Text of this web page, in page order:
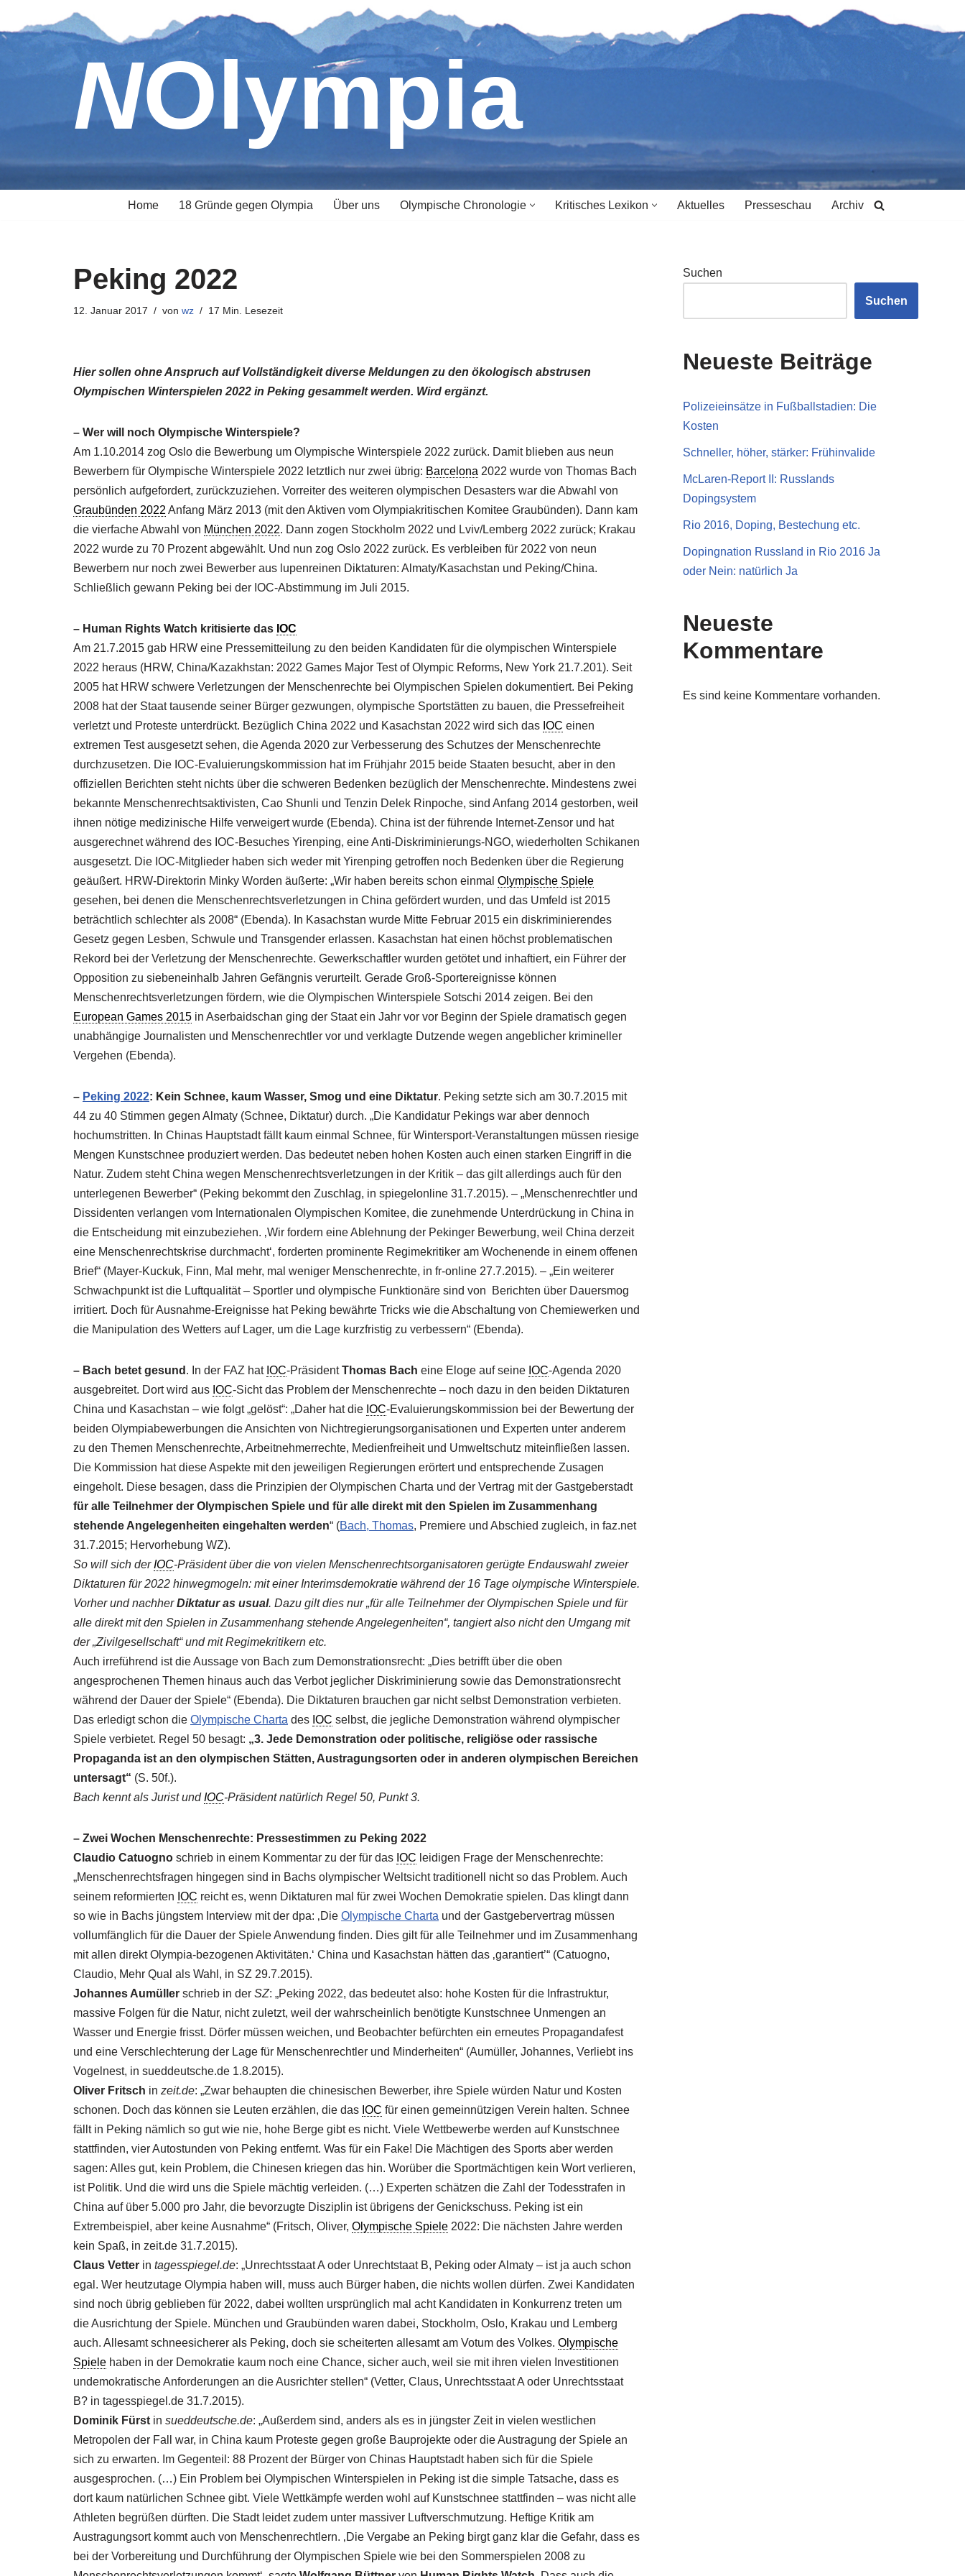
NOlympia
Home 18 Gründe gegen Olympia Über uns Olympische Chronologie Kritisches Lexikon Aktuelles Presseschau Archiv
Peking 2022
12. Januar 2017 von wz 17 Min. Lesezeit
Hier sollen ohne Anspruch auf Vollständigkeit diverse Meldungen zu den ökologisch abstrusen
Olympischen Winterspielen 2022 in Peking gesammelt werden. Wird ergänzt.
– Wer will noch Olympische Winterspiele?
Am 1.10.2014 zog Oslo die Bewerbung um Olympische Winterspiele 2022 zurück. Damit blieben aus neun
Bewerbern für Olympische Winterspiele 2022 letztlich nur zwei übrig: Barcelona 2022 wurde von Thomas Bach
persönlich aufgefordert, zurückzuziehen. Vorreiter des weiteren olympischen Desasters war die Abwahl von
Graubünden 2022 Anfang März 2013 (mit den Aktiven vom Olympiakritischen Komitee Graubünden). Dann kam
die vierfache Abwahl von München 2022. Dann zogen Stockholm 2022 und Lviv/Lemberg 2022 zurück; Krakau
2022 wurde zu 70 Prozent abgewählt. Und nun zog Oslo 2022 zurück. Es verbleiben für 2022 von neun
Bewerbern nur noch zwei Bewerber aus lupenreinen Diktaturen: Almaty/Kasachstan und Peking/China.
Schließlich gewann Peking bei der IOC-Abstimmung im Juli 2015.
– Human Rights Watch kritisierte das IOC
Am 21.7.2015 gab HRW eine Pressemitteilung zu den beiden Kandidaten für die olympischen Winterspiele
2022 heraus (HRW, China/Kazakhstan: 2022 Games Major Test of Olympic Reforms, New York 21.7.201). Seit
2005 hat HRW schwere Verletzungen der Menschenrechte bei Olympischen Spielen dokumentiert. Bei Peking
2008 hat der Staat tausende seiner Bürger gezwungen, olympische Sportstätten zu bauen, die Pressefreiheit
verletzt und Proteste unterdrückt. Bezüglich China 2022 und Kasachstan 2022 wird sich das IOC einen
extremen Test ausgesetzt sehen, die Agenda 2020 zur Verbesserung des Schutzes der Menschenrechte
durchzusetzen. Die IOC-Evaluierungskommission hat im Frühjahr 2015 beide Staaten besucht, aber in den
offiziellen Berichten steht nichts über die schweren Bedenken bezüglich der Menschenrechte. Mindestens zwei
bekannte Menschenrechtsaktivisten, Cao Shunli und Tenzin Delek Rinpoche, sind Anfang 2014 gestorben, weil
ihnen nötige medizinische Hilfe verweigert wurde (Ebenda). China ist der führende Internet-Zensor und hat
ausgerechnet während des IOC-Besuches Yirenping, eine Anti-Diskriminierungs-NGO, wiederholten Schikanen
ausgesetzt. Die IOC-Mitglieder haben sich weder mit Yirenping getroffen noch Bedenken über die Regierung
geäußert. HRW-Direktorin Minky Worden äußerte: „Wir haben bereits schon einmal Olympische Spiele
gesehen, bei denen die Menschenrechtsverletzungen in China gefördert wurden, und das Umfeld ist 2015
beträchtlich schlechter als 2008“ (Ebenda). In Kasachstan wurde Mitte Februar 2015 ein diskriminierendes
Gesetz gegen Lesben, Schwule und Transgender erlassen. Kasachstan hat einen höchst problematischen
Rekord bei der Verletzung der Menschenrechte. Gewerkschaftler wurden getötet und inhaftiert, ein Führer der
Opposition zu siebeneinhalb Jahren Gefängnis verurteilt. Gerade Groß-Sportereignisse können
Menschenrechtsverletzungen fördern, wie die Olympischen Winterspiele Sotschi 2014 zeigen. Bei den
European Games 2015 in Aserbaidschan ging der Staat ein Jahr vor vor Beginn der Spiele dramatisch gegen
unabhängige Journalisten und Menschenrechtler vor und verklagte Dutzende wegen angeblicher krimineller
Vergehen (Ebenda).
– Peking 2022: Kein Schnee, kaum Wasser, Smog und eine Diktatur. Peking setzte sich am 30.7.2015 mit
44 zu 40 Stimmen gegen Almaty (Schnee, Diktatur) durch. „Die Kandidatur Pekings war aber dennoch
hochumstritten. In Chinas Hauptstadt fällt kaum einmal Schnee, für Wintersport-Veranstaltungen müssen riesige
Mengen Kunstschnee produziert werden. Das bedeutet neben hohen Kosten auch einen starken Eingriff in die
Natur. Zudem steht China wegen Menschenrechtsverletzungen in der Kritik – das gilt allerdings auch für den
unterlegenen Bewerber“ (Peking bekommt den Zuschlag, in spiegelonline 31.7.2015). – „Menschenrechtler und
Dissidenten verlangen vom Internationalen Olympischen Komitee, die zunehmende Unterdrückung in China in
die Entscheidung mit einzubeziehen. ‚Wir fordern eine Ablehnung der Pekinger Bewerbung, weil China derzeit
eine Menschenrechtskrise durchmacht‘, forderten prominente Regimekritiker am Wochenende in einem offenen
Brief“ (Mayer-Kuckuk, Finn, Mal mehr, mal weniger Menschenrechte, in fr-online 27.7.2015). – „Ein weiterer
Schwachpunkt ist die Luftqualität – Sportler und olympische Funktionäre sind von Berichten über Dauersmog
irritiert. Doch für Ausnahme-Ereignisse hat Peking bewährte Tricks wie die Abschaltung von Chemiewerken und
die Manipulation des Wetters auf Lager, um die Lage kurzfristig zu verbessern“ (Ebenda).
– Bach betet gesund . In der FAZ hat IOC-PräsidentThomas Bach eine Eloge auf seine IOC-Agenda 2020
ausgebreitet. Dort wird aus IOC-Sicht das Problem der Menschenrechte – noch dazu in den beiden Diktaturen
China und Kasachstan – wie folgt „gelöst“: „Daher hat die IOC-Evaluierungskommission bei der Bewertung der
beiden Olympiabewerbungen die Ansichten von Nichtregierungsorganisationen und Experten unter anderem
zu den Themen Menschenrechte, Arbeitnehmerrechte, Medienfreiheit und Umweltschutz miteinfließen lassen.
Die Kommission hat diese Aspekte mit den jeweiligen Regierungen erörtert und entsprechende Zusagen
eingeholt. Diese besagen, dass die Prinzipien der Olympischen Charta und der Vertrag mit der Gastgeberstadt
für alle Teilnehmer der Olympischen Spiele und für alle direkt mit den Spielen im Zusammenhang
stehende Angelegenheiten eingehalten werden“ (Bach, Thomas, Premiere und Abschied zugleich, in faz.net
31.7.2015; Hervorhebung WZ).
So will sich derIOC-Präsident über die von vielen Menschenrechtsorganisatoren gerügte Endauswahl zweier
Diktaturen für 2022 hinwegmogeln: mit einer Interimsdemokratie während der 16 Tage olympische Winterspiele.
Vorher und nachherDiktatur as usual. Dazu gilt dies nur „für alle Teilnehmer der Olympischen Spiele und für
alle direkt mit den Spielen in Zusammenhang stehende Angelegenheiten“, tangiert also nicht den Umgang mit
der „Zivilgesellschaft“ und mit Regimekritikern etc.
Auch irreführend ist die Aussage von Bach zum Demonstrationsrecht: „Dies betrifft über die oben
angesprochenen Themen hinaus auch das Verbot jeglicher Diskriminierung sowie das Demonstrationsrecht
während der Dauer der Spiele“ (Ebenda). Die Diktaturen brauchen gar nicht selbst Demonstration verbieten.
Das erledigt schon die Olympische Charta des IOC selbst, die jegliche Demonstration während olympischer
Spiele verbietet. Regel 50 besagt: „3. Jede Demonstration oder politische, religiöse oder rassische
Propaganda ist an den olympischen Stätten, Austragungsorten oder in anderen olympischen Bereichen
untersagt“ (S. 50f.).
Bach kennt als Jurist undIOC-Präsident natürlich Regel 50, Punkt 3.
– Zwei Wochen Menschenrechte: Pressestimmen zu Peking 2022
Claudio Catuogno schrieb in einem Kommentar zu der für das IOC leidigen Frage der Menschenrechte:
„Menschenrechtsfragen hingegen sind in Bachs olympischer Weltsicht traditionell nicht so das Problem. Auch
seinem reformierten IOC reicht es, wenn Diktaturen mal für zwei Wochen Demokratie spielen. Das klingt dann
so wie in Bachs jüngstem Interview mit der dpa: ‚Die Olympische Charta und der Gastgebervertrag müssen
vollumfänglich für die Dauer der Spiele Anwendung finden. Dies gilt für alle Teilnehmer und im Zusammenhang
mit allen direkt Olympia-bezogenen Aktivitäten.‘ China und Kasachstan hätten das ‚garantiert’“ (Catuogno,
Claudio, Mehr Qual als Wahl, in SZ 29.7.2015).
Johannes Aumüller schrieb in der SZ: „Peking 2022, das bedeutet also: hohe Kosten für die Infrastruktur,
massive Folgen für die Natur, nicht zuletzt, weil der wahrscheinlich benötigte Kunstschnee Unmengen an
Wasser und Energie frisst. Dörfer müssen weichen, und Beobachter befürchten ein erneutes Propagandafest
und eine Verschlechterung der Lage für Menschenrechtler und Minderheiten“ (Aumüller, Johannes, Verliebt ins
Vogelnest, in sueddeutsche.de 1.8.2015).
Oliver Fritsch in zeit.de: „Zwar behaupten die chinesischen Bewerber, ihre Spiele würden Natur und Kosten
schonen. Doch das können sie Leuten erzählen, die das IOC für einen gemeinnützigen Verein halten. Schnee
fällt in Peking nämlich so gut wie nie, hohe Berge gibt es nicht. Viele Wettbewerbe werden auf Kunstschnee
stattfinden, vier Autostunden von Peking entfernt. Was für ein Fake! Die Mächtigen des Sports aber werden
sagen: Alles gut, kein Problem, die Chinesen kriegen das hin. Worüber die Sportmächtigen kein Wort verlieren,
ist Politik. Und die wird uns die Spiele mächtig verleiden. (…) Experten schätzen die Zahl der Todesstrafen in
China auf über 5.000 pro Jahr, die bevorzugte Disziplin ist übrigens der Genickschuss. Peking ist ein
Extrembeispiel, aber keine Ausnahme“ (Fritsch, Oliver, Olympische Spiele 2022: Die nächsten Jahre werden
kein Spaß, in zeit.de 31.7.2015).
Claus Vetter in tagesspiegel.de: „Unrechtsstaat A oder Unrechtstaat B, Peking oder Almaty – ist ja auch schon
egal. Wer heutzutage Olympia haben will, muss auch Bürger haben, die nichts wollen dürfen. Zwei Kandidaten
sind noch übrig geblieben für 2022, dabei wollten ursprünglich mal acht Kandidaten in Konkurrenz treten um
die Ausrichtung der Spiele. München und Graubünden waren dabei, Stockholm, Oslo, Krakau und Lemberg
auch. Allesamt schneesicherer als Peking, doch sie scheiterten allesamt am Votum des Volkes. Olympische
Spiele haben in der Demokratie kaum noch eine Chance, sicher auch, weil sie mit ihren vielen Investitionen
undemokratische Anforderungen an die Ausrichter stellen“ (Vetter, Claus, Unrechtsstaat A oder Unrechtsstaat
B? in tagesspiegel.de 31.7.2015).
Dominik Fürst in sueddeutsche.de: „Außerdem sind, anders als es in jüngster Zeit in vielen westlichen
Metropolen der Fall war, in China kaum Proteste gegen große Bauprojekte oder die Austragung der Spiele an
sich zu erwarten. Im Gegenteil: 88 Prozent der Bürger von Chinas Hauptstadt haben sich für die Spiele
ausgesprochen. (…) Ein Problem bei Olympischen Winterspielen in Peking ist die simple Tatsache, dass es
dort kaum natürlichen Schnee gibt. Viele Wettkämpfe werden wohl auf Kunstschnee stattfinden – was nicht alle
Athleten begrüßen dürften. Die Stadt leidet zudem unter massiver Luftverschmutzung. Heftige Kritik am
Austragungsort kommt auch von Menschenrechtlern. ‚Die Vergabe an Peking birgt ganz klar die Gefahr, dass es
bei der Vorbereitung und Durchführung der Olympischen Spiele wie bei den Sommerspielen 2008 zu
Suchen
Suchen
Neueste Beiträge
Polizeieinsätze in Fußballstadien: Die
Kosten
Schneller, höher, stärker: Frühinvalide
McLaren-Report II: Russlands
Dopingsystem
Rio 2016, Doping, Bestechung etc.
Dopingnation Russland in Rio 2016 Ja
oder Nein: natürlich Ja
Neueste
Kommentare
Es sind keine Kommentare vorhanden.